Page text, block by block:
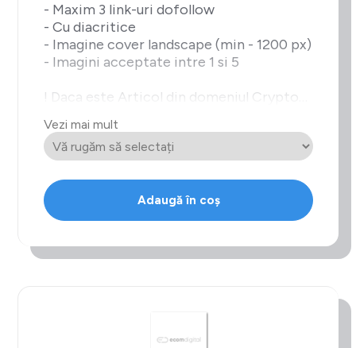
- Maxim 3 link-uri dofollow
- Cu diacritice
- Imagine cover landscape (min - 1200 px)
- Imagini acceptate intre 1 si 5
! Daca este Articol din domeniul Crypto
pretul de Bet/Casino
Vezi mai mult
Adaugă în coș